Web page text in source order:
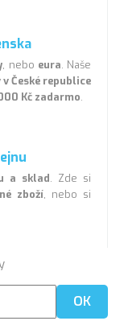
, nebo eura. Naše
České republice
Kč zadarmo.
a sklad. Zde si
zboží, nebo si